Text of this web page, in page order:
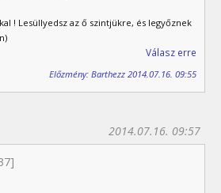
! Lesüllyedsz az ő szintjükre, és legyőznek
Válasz erre
Előzmény: Barthezz 2014.07.16. 09:55
2014.07.16. 09:57